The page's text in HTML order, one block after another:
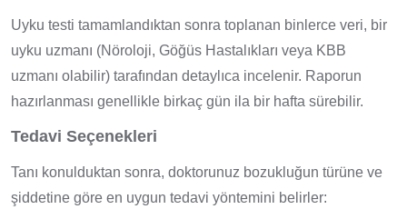
Uyku testi tamamlandıktan sonra toplanan binlerce veri, bir
uyku uzmanı (Nöroloji, Göğüs Hastalıkları veya KBB
uzmanı olabilir) tarafından detaylıca incelenir. Raporun
hazırlanması genellikle birkaç gün ila bir hafta sürebilir.
Tedavi Seçenekleri
Tanı konulduktan sonra, doktorunuz bozukluğun türüne ve
şiddetine göre en uygun tedavi yöntemini belirler: